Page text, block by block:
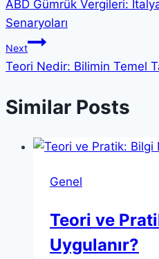
gezinmesi
ABD Gümrük Vergileri:
Senaryoları
Next
Teori Nedir: Bilimin Temel
Similar Posts
Genel
Teori ve
Uygulanır?